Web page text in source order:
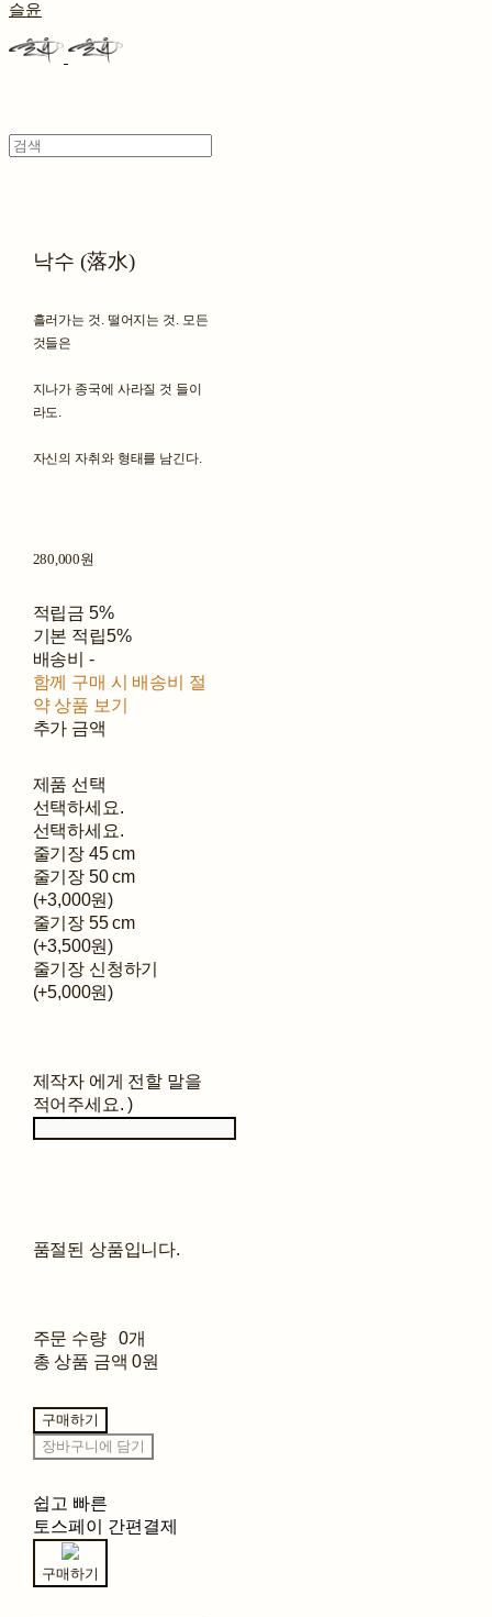
슬윤
낙수 (落水)
흘러가는 것. 떨어지는 것. 모든
것들은
지나가 종국에 사라질 것 들이
라도.
자신의 자취와 형태를 남긴다.
280,000원
적립금 5%
기본 적립5%
배송비 -
함께 구매 시 배송비 절
약 상품 보기
추가 금액
제품 선택
선택하세요.
선택하세요.
줄기장 45 cm
줄기장 50 cm
(+3,000원)
줄기장 55 cm
(+3,500원)
줄기장 신청하기
(+5,000원)
제작자 에게 전할 말을
적어주세요. )
품절된 상품입니다.
주문 수량
0개
총 상품 금액 0원
구매하기
장바구니에 담기
쉽고 빠른
토스페이 간편결제
구매하기